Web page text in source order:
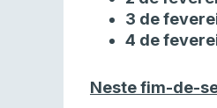
3 de
4 de
Neste fim-de-